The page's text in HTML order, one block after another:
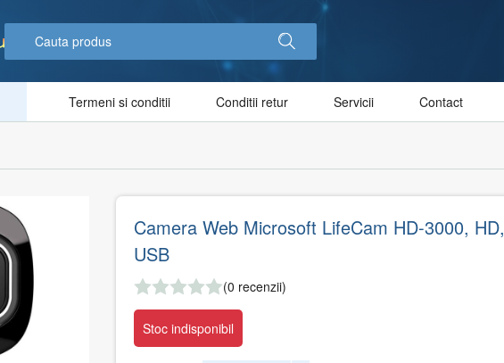
Termeni si conditii Conditii retur Servicii Contact
Camera Web Microsoft LifeCam HD-3000, HD,
USB
(0 recenzii)
Stoc indisponibil